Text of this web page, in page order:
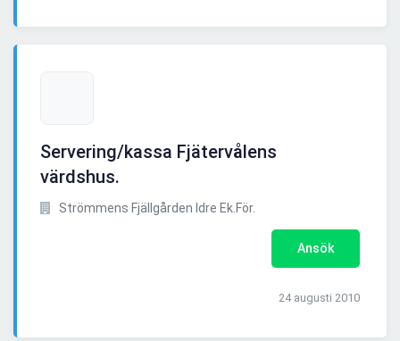
Servering/kassa Fjätervålens
värdshus.
Strömmens Fjällgården Idre Ek.För.
Ansök
24 augusti 2010